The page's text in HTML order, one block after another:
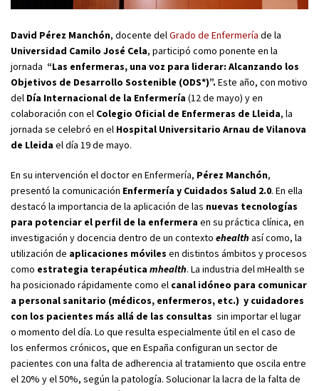
David Pérez Manchón, docente delGrado de Enfermería de la
Universidad Camilo José Cela, participó como ponente en la
jornada “Las enfermeras, una voz para liderar: Alcanzando los
Objetivos de Desarrollo Sostenible (ODS*)”. Este año, con motivo
del Día Internacional de la Enfermería (12 de mayo) y en
colaboración con el Colegio Oficial de Enfermeras de Lleida, la
jornada se celebró en el Hospital Universitario Arnau de Vilanova
de Lleida el día 19 de mayo.
En su intervención el doctor en Enfermería, Pérez Manchón,
presentó la comunicación Enfermería y Cuidados Salud 2.0. En ella
destacó la importancia de la aplicación de las nuevas tecnologías
para potenciar el perfil de la enfermera en su práctica clínica, en
investigación y docencia dentro de un contexto ehealthasí como, la
utilización de aplicaciones móviles en distintos ámbitos y procesos
como estrategia terapéutica mhealth. La industria del mHealth se
ha posicionado rápidamente como el canal idóneo para comunicar
a personal sanitario (médicos, enfermeros, etc.) y cuidadores
con los pacientes más allá de las consultas sin importar el lugar
o momento del día. Lo que resulta especialmente útil en el caso de
los enfermos crónicos, que en España configuran un sector de
pacientes con una falta de adherencia al tratamiento que oscila entre
el 20% y el 50%, según la patología. Solucionar la lacra de la falta de